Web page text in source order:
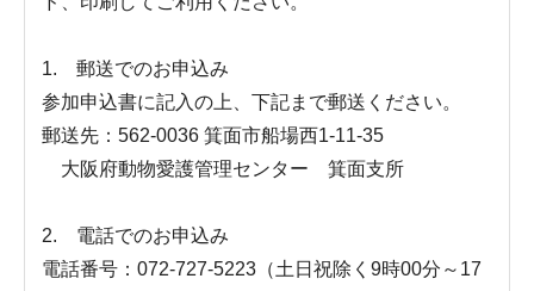
1. 郵送でのお申込み
参加申込書に記入の上、下記まで郵送ください。
郵送先：562-0036 箕面市船場西1-11-35
大阪府動物愛護管理センター 箕面支所
2. 電話でのお申込み
電話番号：072-727-5223（土日祝除く9時00分～17